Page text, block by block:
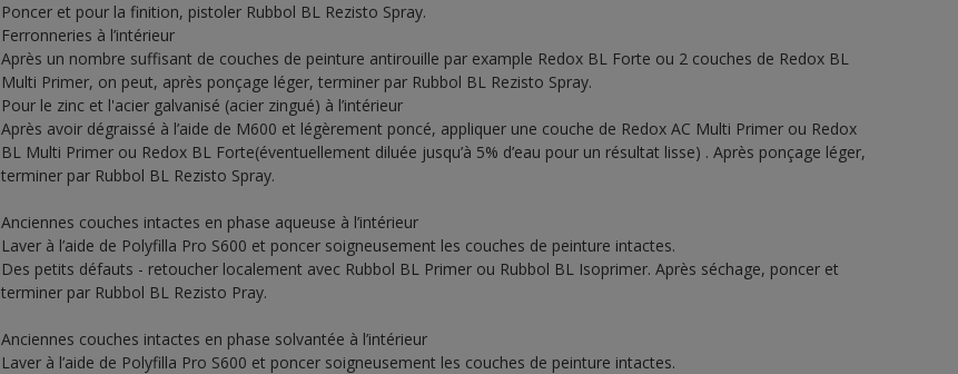
Poncer et pour la finition, pistoler Rubbol BL Rezisto Spray.
Ferronneries à l’intérieur
Après un nombre suffisant de couches de peinture antirouille par example Redox BL Forte ou 2 couches de Redox BL
Multi Primer, on peut, après ponçage léger, terminer par Rubbol BL Rezisto Spray.
Pour le zinc et l'acier galvanisé (acier zingué) à l’intérieur
Après avoir dégraissé à l’aide de M600 et légèrement poncé, appliquer une couche de Redox AC Multi Primer ou Redox
BL Multi Primer ou Redox BL Forte(éventuellement diluée jusqu’à 5% d’eau pour un résultat lisse) . Après ponçage léger,
terminer par Rubbol BL Rezisto Spray.
Anciennes couches intactes en phase aqueuse à l’intérieur
Laver à l’aide de Polyfilla Pro S600 et poncer soigneusement les couches de peinture intactes.
Des petits défauts - retoucher localement avec Rubbol BL Primer ou Rubbol BL Isoprimer. Après séchage, poncer et
terminer par Rubbol BL Rezisto Pray.
Anciennes couches intactes en phase solvantée à l’intérieur
Laver à l’aide de Polyfilla Pro S600 et poncer soigneusement les couches de peinture intactes.